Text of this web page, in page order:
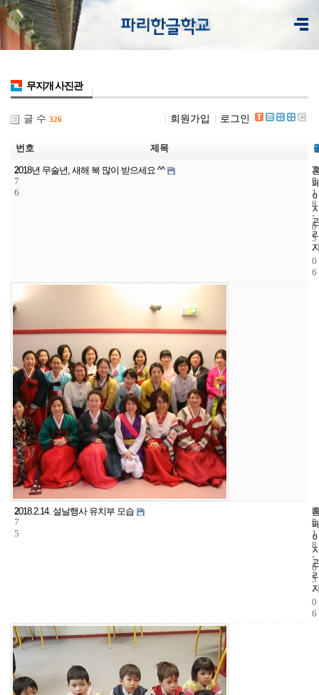
무지개 사진관
글 수 326 회원가입 로그인
번호 제목
2
7
6
2018년 무술년, 새해 복 많이 받으세요 ^^
7
7
2
0
1
8
-
0
3
-
0
6
2
7
5
2018.2.14. 설날행사 유치부 모습
6
5
2
0
1
8
-
0
3
-
0
6